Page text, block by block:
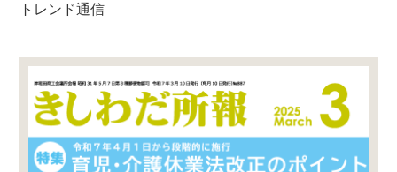
トレンド通信